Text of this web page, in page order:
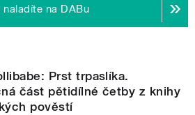
naladíte na DABu
Prst trpaslíka.
část pětidílné četby z knihy
pověstí